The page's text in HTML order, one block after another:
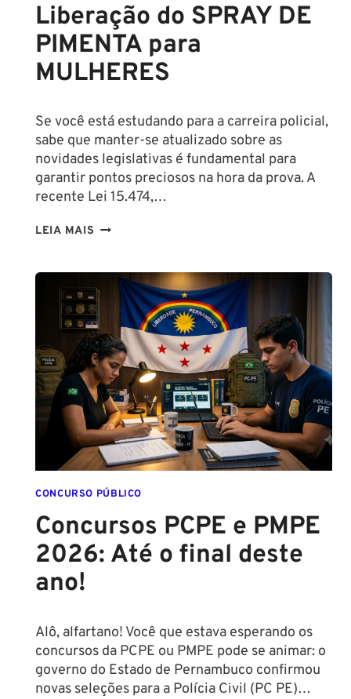
Liberação do SPRAY DE
PIMENTA para
MULHERES
Se você está estudando para a carreira policial,
sabe que manter-se atualizado sobre as
novidades legislativas é fundamental para
garantir pontos preciosos na hora da prova. A
recente Lei 15.474,…
LEIA MAIS LIBERAÇÃO
DE
PIMENTA
PARA
MULHERES
CONCURSO PÚBLICO
Concursos PCPE e PMPE
2026: Até o final deste
ano!
Alô, alfartano! Você que estava esperando os
concursos da PCPE ou PMPE pode se animar: o
governo do Estado de Pernambuco confirmou
novas seleções para a Polícia Civil (PC PE)…